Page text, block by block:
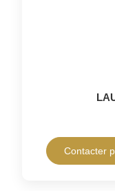
Contacter